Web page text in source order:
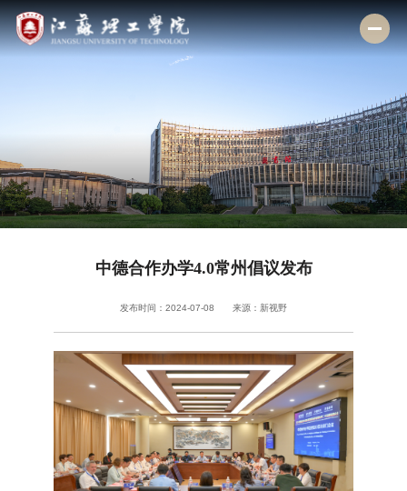
招生就业
人才培养
公共服务
数字校园 VPN 通知公告 诚聘英才 校友服务
旧版
中德合作办学4.0常州倡议发布
发布时间：2024-07-08 来源：新视野